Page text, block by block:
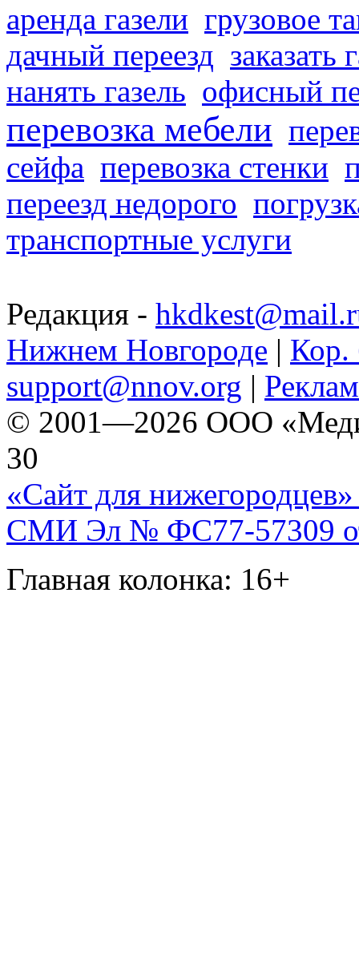
аренда газели грузовое
дачный переезд заказать
нанять газель офисный
перевозка мебели
сейфа перевозка стенки
переезд недорого
транспортные услуги
Редакция -
Нижнем Новгороде | Кор.
support@nnov.org |
© 2001—2026 ООО
30
«Сайт для нижегородцев»
СМИ Эл № ФС77-57309
Главная колонка: 16+